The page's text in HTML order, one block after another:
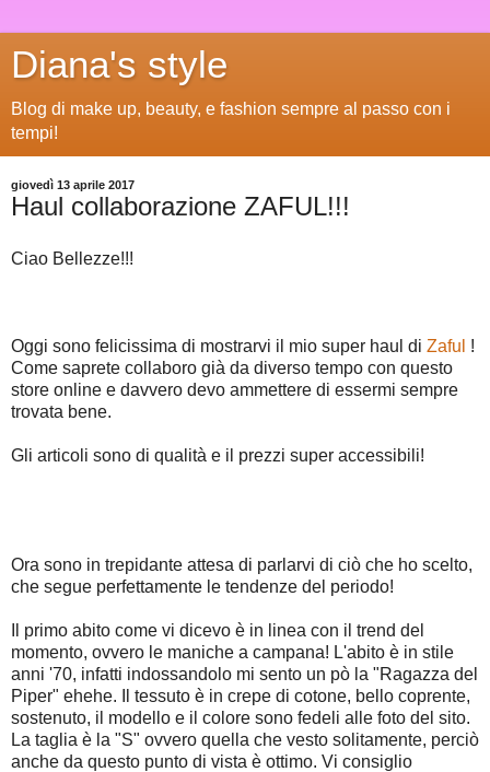
Diana's style
Blog di make up, beauty, e fashion sempre al passo con i
tempi!
giovedì 13 aprile 2017
Haul collaborazione ZAFUL!!!
Ciao Bellezze!!!
Oggi sono felicissima di mostrarvi il mio super haul di Zaful !
Come saprete collaboro già da diverso tempo con questo
store online e davvero devo ammettere di essermi sempre
trovata bene.
Gli articoli sono di qualità e il prezzi super accessibili!
Ora sono in trepidante attesa di parlarvi di ciò che ho scelto,
che segue perfettamente le tendenze del periodo!
Il primo abito come vi dicevo è in linea con il trend del
momento, ovvero le maniche a campana! L'abito è in stile
anni '70, infatti indossandolo mi sento un pò la "Ragazza del
Piper" ehehe. Il tessuto è in crepe di cotone, bello coprente,
sostenuto, il modello e il colore sono fedeli alle foto del sito.
La taglia è la "S" ovvero quella che vesto solitamente, perciò
anche da questo punto di vista è ottimo. Vi consiglio